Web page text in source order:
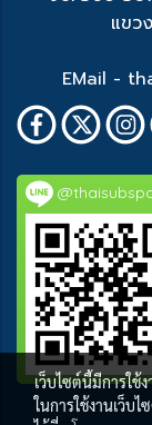
แขว
EMail -
เว็บไซต์นี้มีการใ
ในการใช้งานเว็บ